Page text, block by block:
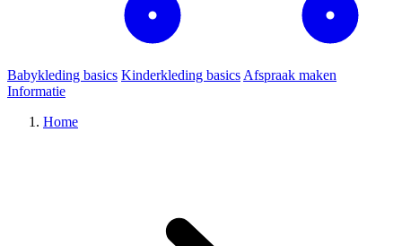
Babykleding basics Kinderkleding basics Afspraak maken
Informatie
Home